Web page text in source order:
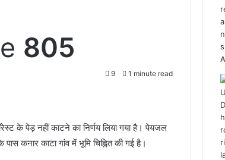
805
9 1 minute read
के पेड़ नहीं काटने का निर्णय लिया गया है। पेयजल
कनार काटा गांव में भूमि चिह्नित की गई है।